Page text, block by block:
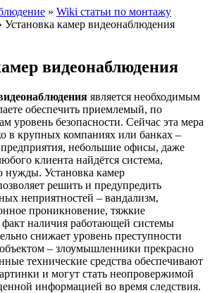
» Wiki статьи по монтажу
Установка камер видеонаблюдения
видеонаблюдения
является необходимым
обеспечить приемлемый, по
уровень безопасности. Сейчас эта мера
в крупных компаниях или банках –
небольшие офисы, даже
клиента найдётся система,
нужды. Установка камер
решить и предупредить
неприятностей – вандализм,
проникновение, тяжкие
наличия работающей системы
снижает уровень преступности
– злоумышленники прекрасно
технические средства обеспечивают
и могут стать неопровержимой
информацией во время следствия.